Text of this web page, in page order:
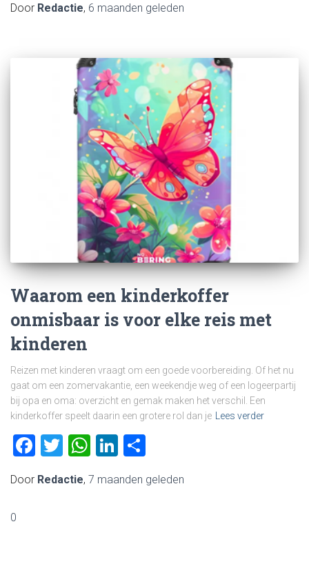
Door Redactie, 6 maanden geleden
Waarom een kinderkoffer
onmisbaar is voor elke reis met
kinderen
Reizen met kinderen vraagt om een goede voorbereiding. Of het nu
gaat om een zomervakantie, een weekendje weg of een logeerpartij
bij opa en oma: overzicht en gemak maken het verschil. Een
kinderkoffer speelt daarin een grotere rol dan je
Lees verder
Facebook
Twitter
WhatsApp
LinkedIn
Door Redactie, 7 maanden geleden
0